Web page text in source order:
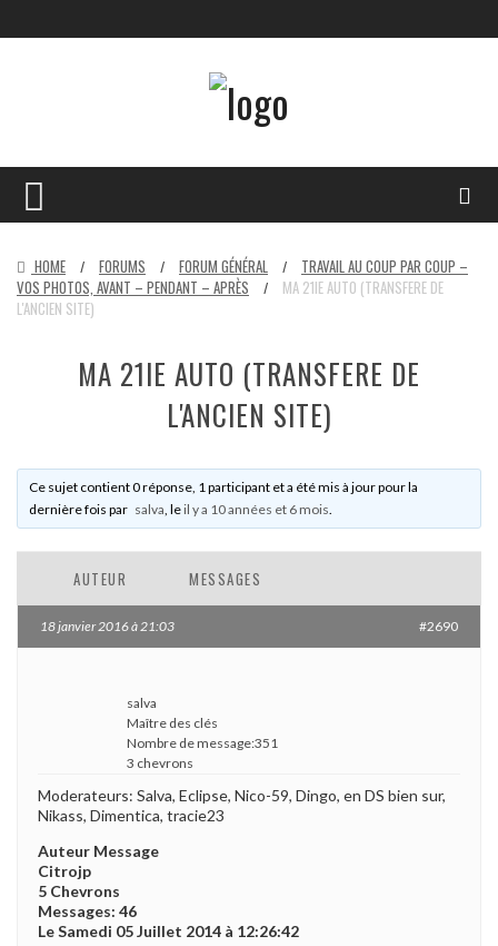
HOME / FORUMS / FORUM GÉNÉRAL /
TRAVAIL AU COUP PAR COUP –
VOS PHOTOS, AVANT – PENDANT – APRÈS
/
MA 21IE AUTO (TRANSFERE DE
L'ANCIEN SITE)
MA 21IE AUTO (TRANSFERE DE
L'ANCIEN SITE)
Ce sujet contient 0 réponse, 1 participant et a été mis à jour pour la
dernière fois par salva, leil y a 10 années et 6 mois.
AUTEUR MESSAGES
18 janvier 2016 à 21:03 #2690
salva
Maître des clés
Nombre de message:351
3 chevrons
Moderateurs: Salva, Eclipse, Nico-59, Dingo, en DS bien sur,
Nikass, Dimentica, tracie23
Auteur Message
Citrojp
5 Chevrons
Messages: 46
Le Samedi 05 Juillet 2014 à 12:26:42